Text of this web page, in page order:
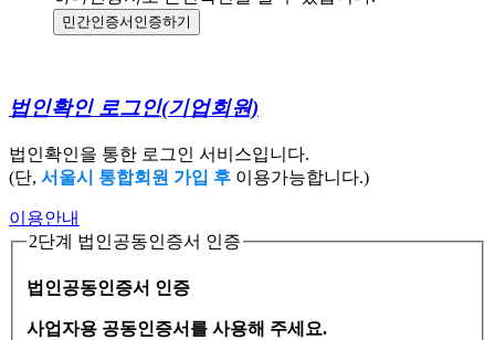
민간인증서 인증하기
법인확인 로그인(기업회원)
법인확인을 통한 로그인 서비스입니다.
(단, 서울시 통합회원 가입 후 이용가능합니다.)
이용안내
2단계 법인공동인증서 인증
법인공동인증서 인증
사업자용 공동인증서를 사용해 주세요.